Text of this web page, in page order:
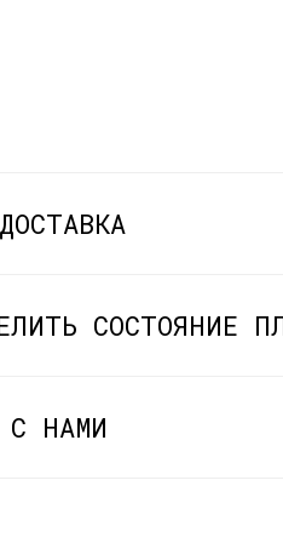
СОСТОЯНИЕ
С НАМИ